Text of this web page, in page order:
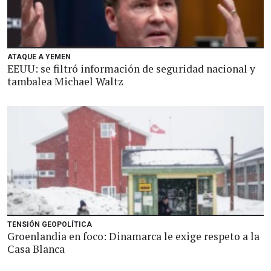
ATAQUE A YEMEN
EEUU: se filtró información de seguridad nacional y
tambalea Michael Waltz
TENSIÓN GEOPOLÍTICA
Groenlandia en foco: Dinamarca le exige respeto a la
Casa Blanca